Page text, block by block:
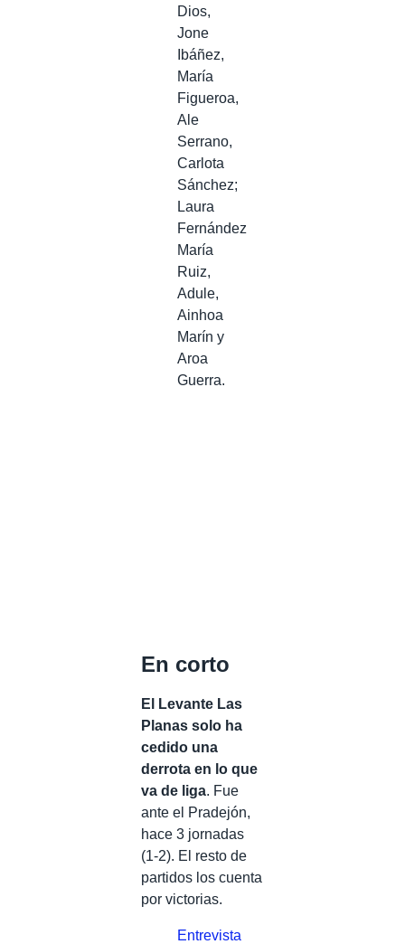
Dios,
Jone
Ibáñez,
María
Figueroa,
Ale
Serrano,
Carlota
Sánchez;
Laura
Fernández
María
Ruiz,
Adule,
Ainhoa
Marín y
Aroa
Guerra.
En corto
El Levante Las
Planas solo ha
cedido una
derrota en lo que
va de liga. Fue
ante el Pradejón,
hace 3 jornadas
(1-2). El resto de
partidos los cuenta
por victorias.
Entrevista